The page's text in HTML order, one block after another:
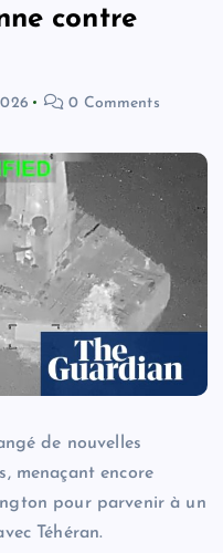
contre
0 Comments
de nouvelles
menaçant encore
pour parvenir à un
Téhéran.